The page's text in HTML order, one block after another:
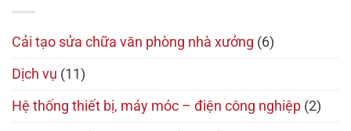
Cải tạo sửa chữa văn phòng nhà xưởng (6)
Dịch vụ (11)
Hệ thống thiết bị, máy móc – điện công nghiệp (2)